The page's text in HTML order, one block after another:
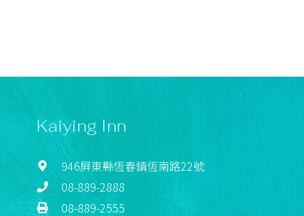
Kaiying Inn
946屏東縣恆春鎮恆南路22號
08-889-2888
08-889-2555